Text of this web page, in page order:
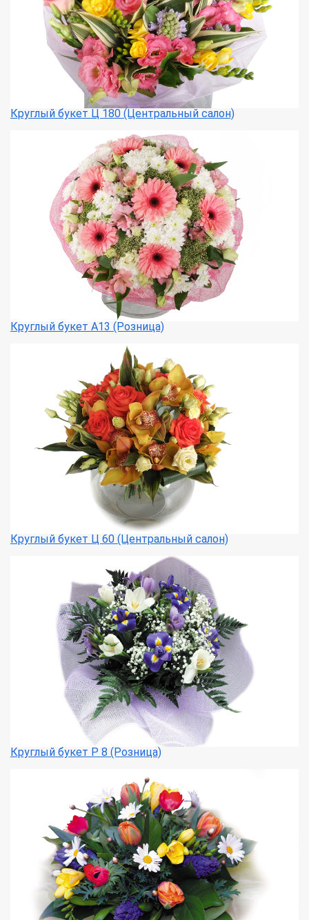
Круглый букет Ц 180 (Центральный салон)
Круглый букет А13 (Розница)
Круглый букет Ц 60 (Центральный салон)
Круглый букет Р 8 (Розница)